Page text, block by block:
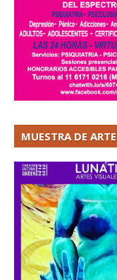
MUESTRA DE ARTE